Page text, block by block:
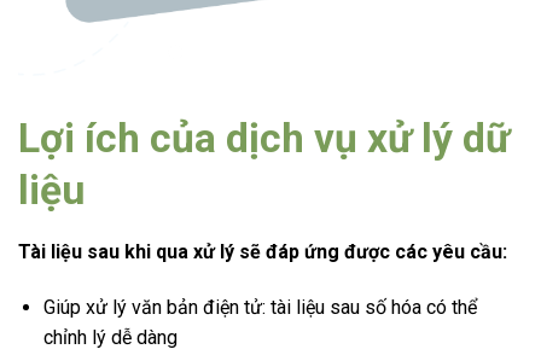
Lợi ích của dịch vụ xử lý dữ
liệu
Tài liệu sau khi qua xử lý sẽ đáp ứng được các yêu cầu:
Giúp xử lý văn bản điện tử: tài liệu sau số hóa có thể
chỉnh lý dễ dàng